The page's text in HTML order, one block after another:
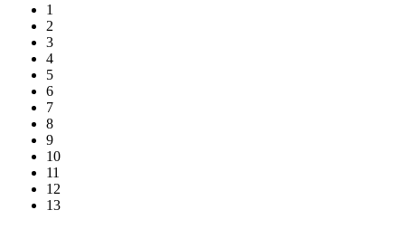
1
2
3
4
5
6
7
8
9
10
11
12
13